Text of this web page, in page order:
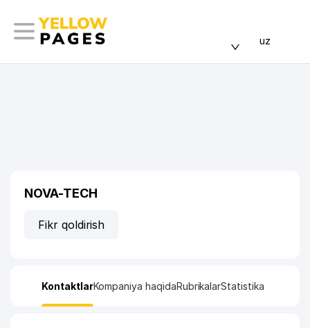
uz
NOVA-TECH
Fikr qoldirish
KontaktlarKompaniya haqidaRubrikalarStatistika